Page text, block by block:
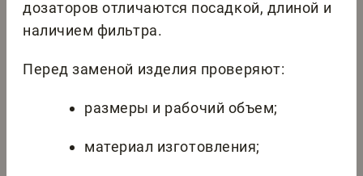
дозаторов отличаются посадкой, длиной и
наличием фильтра.
Перед заменой изделия проверяют:
размеры и рабочий объем;
материал изготовления;